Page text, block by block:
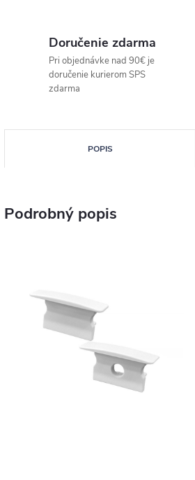
Doručenie zdarma
Pri objednávke nad 90€ je
doručenie kurierom SPS
zdarma
POPIS
Podrobný popis